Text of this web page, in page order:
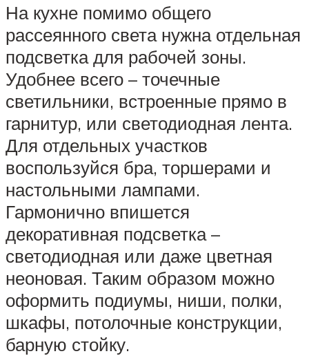
На кухне помимо общего
рассеянного света нужна отдельная
подсветка для рабочей зоны.
Удобнее всего – точечные
светильники, встроенные прямо в
гарнитур, или светодиодная лента.
Для отдельных участков
воспользуйся бра, торшерами и
настольными лампами.
Гармонично впишется
декоративная подсветка –
светодиодная или даже цветная
неоновая. Таким образом можно
оформить подиумы, ниши, полки,
шкафы, потолочные конструкции,
барную стойку.